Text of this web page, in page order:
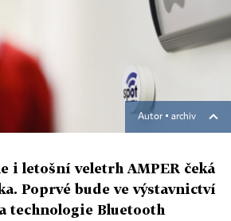
Autor ▪ archiv
i letošní veletrh AMPER čeká
Poprvé bude ve výstavnictví
technologie Bluetooth